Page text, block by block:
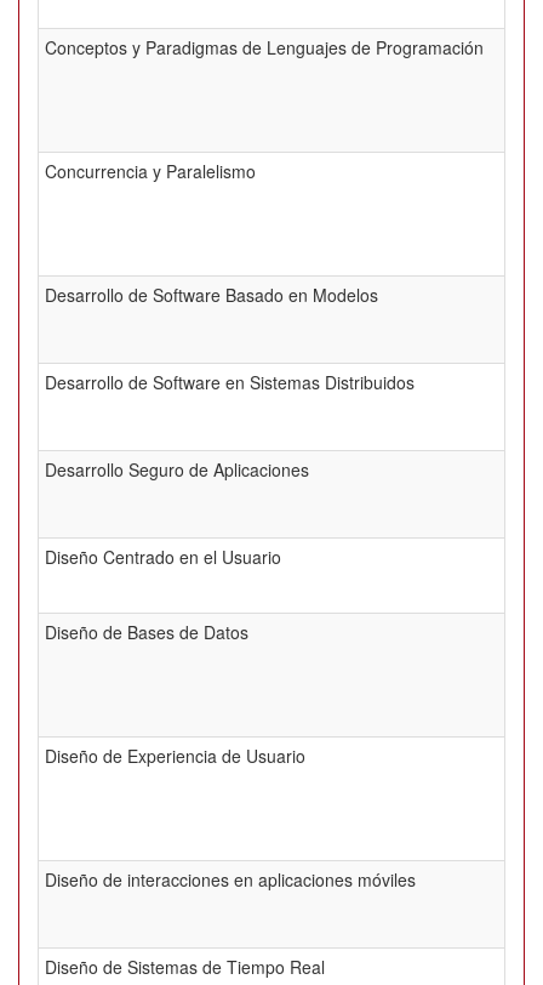
Conceptos y Paradigmas de Lenguajes de Programación
Concurrencia y Paralelismo
Desarrollo de Software Basado en Modelos
Desarrollo de Software en Sistemas Distribuidos
Desarrollo Seguro de Aplicaciones
Diseño Centrado en el Usuario
Diseño de Bases de Datos
Diseño de Experiencia de Usuario
Diseño de interacciones en aplicaciones móviles
Diseño de Sistemas de Tiempo Real